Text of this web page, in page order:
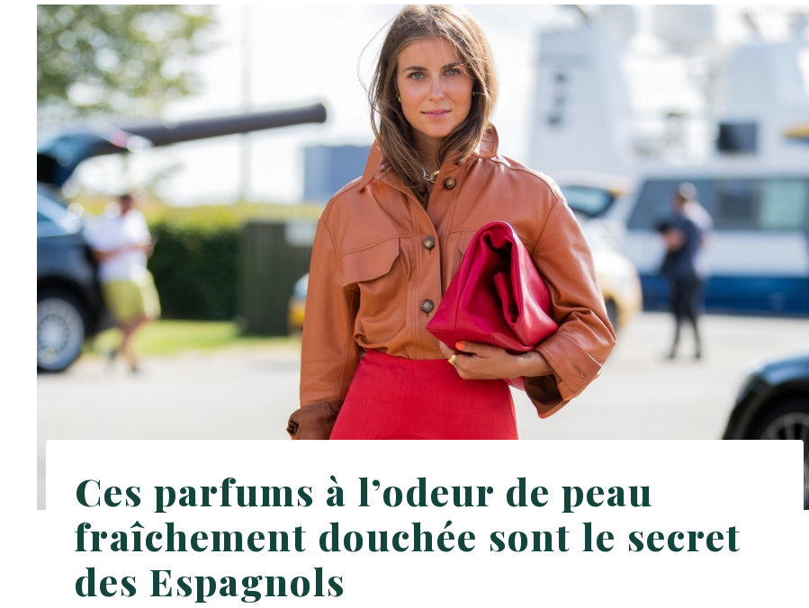
Ces parfums à l’odeur de peau
fraîchement douchée sont le secret
des Espagnols